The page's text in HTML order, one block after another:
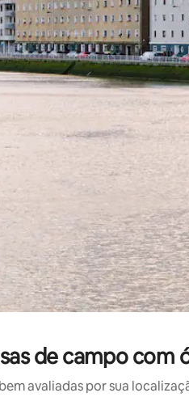
do teclado ou tocando e
de campo com
avaliadas por sua